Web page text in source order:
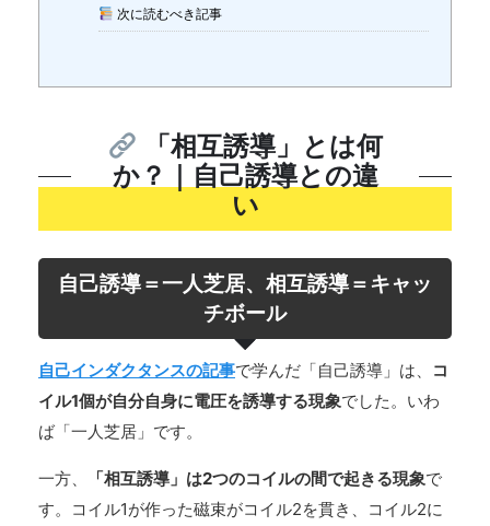
次に読むべき記事
「相互誘導」とは何
か？｜自己誘導との違
い
自己誘導＝一人芝居、相互誘導＝キャッ
チボール
自己インダクタンスの記事で学んだ「自己誘導」は、
コ
イル1個が自分自身に電圧を誘導する現象でした。いわ
ば「一人芝居」です。
一方、 「相互誘導」は2つのコイルの間で起きる現象で
す。コイル1が作った磁束がコイル2を貫き、コイル2に